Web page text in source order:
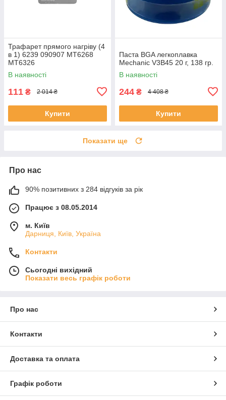
Трафарет прямого нагріву (4
в 1) 6239 090907 MT6268
MT6326
В наявності
111 ₴ 2 014 ₴
Купити
Паста BGA легкоплавка
Mechanic V3B45 20 г, 138 гр.
В наявності
244 ₴ 4 408 ₴
Купити
Показати ще
Про нас
90% позитивних з 284 відгуків за рік
Працює з 08.05.2014
м. Київ
Дарниця, Київ, Україна
Контакти
Сьогодні вихідний
Показати весь графік роботи
Про нас
Контакти
Доставка та оплата
Графік роботи